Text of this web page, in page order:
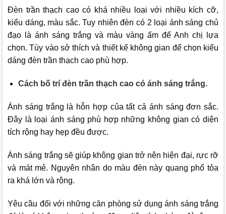
Đèn trần thạch cao có khá nhiều loại với nhiều kích cỡ,
kiểu dáng, màu sắc. Tuy nhiên đèn có 2 loại ánh sáng chủ
đạo là ánh sáng trắng và màu vàng ấm để Anh chị lựa
chọn. Tùy vào sở thích và thiết kế không gian để chọn kiểu
dáng đèn trần thạch cao phù hợp.
Cách bố trí đèn trần thạch cao có ánh sáng trắng.
Ánh sáng trắng là hỗn hợp của tất cả ánh sáng đơn sắc.
Đây là loại ánh sáng phù hợp những không gian có diện
tích rộng hay hẹp đều được.
Ánh sáng trắng sẽ giúp không gian trở nên hiện đại, rực rỡ
và mát mẻ. Nguyên nhân do màu đèn này quang phổ tỏa
ra khá lớn và rộng.
Yêu cầu đối với những căn phòng sử dụng ánh sáng trắng